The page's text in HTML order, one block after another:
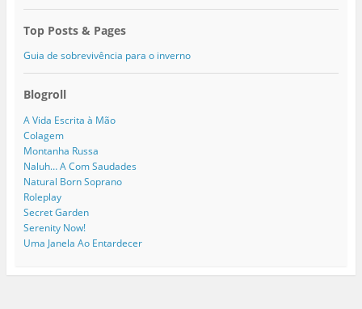
Top Posts & Pages
Guia de sobrevivência para o inverno
Blogroll
A Vida Escrita à Mão
Colagem
Montanha Russa
Naluh… A Com Saudades
Natural Born Soprano
Roleplay
Secret Garden
Serenity Now!
Uma Janela Ao Entardecer